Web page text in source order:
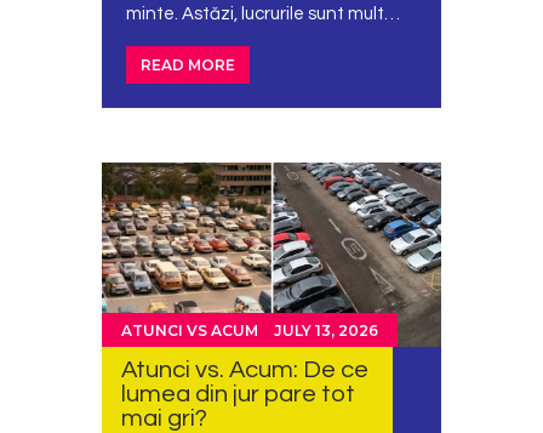
minte. Astăzi, lucrurile sunt mult…
READ MORE
ATUNCI VS ACUM JULY 13, 2026
Atunci vs. Acum: De ce
lumea din jur pare tot
mai gri?